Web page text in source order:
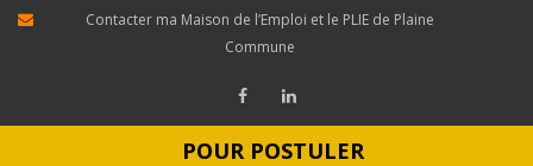
Contacter ma Maison de l’Emploi et le PLIE de Plaine
Commune
POUR POSTULER